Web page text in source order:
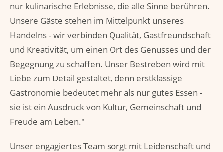
nur kulinarische Erlebnisse, die alle Sinne berühren.
Unsere Gäste stehen im Mittelpunkt unseres
Handelns - wir verbinden Qualität, Gastfreundschaft
und Kreativität, um einen Ort des Genusses und der
Begegnung zu schaffen. Unser Bestreben wird mit
Liebe zum Detail gestaltet, denn erstklassige
Gastronomie bedeutet mehr als nur gutes Essen -
sie ist ein Ausdruck von Kultur, Gemeinschaft und
Freude am Leben."
Unser engagiertes Team sorgt mit Leidenschaft und